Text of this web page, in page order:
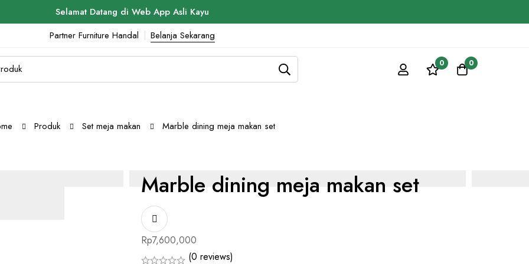
Selamat Datang di Web App Asli Kayu
Partner Furniture Handal
Belanja Sekarang
0 0
Produk Set meja makan Marble dining meja makan set
Marble dining meja makan set
Rp7,600,000
(0 reviews)